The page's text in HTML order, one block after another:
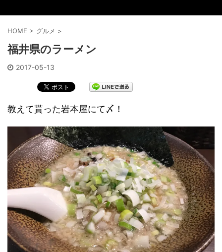
HOME > グルメ >
福井県のラーメン
2017-05-13
教えて貰った岩本屋にて〆！